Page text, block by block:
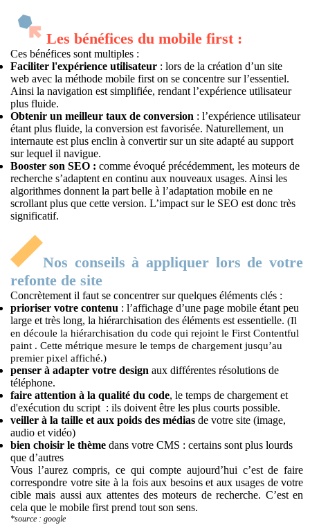
Les bénéfices du mobile first :
Ces bénéfices sont multiples :
Faciliter l'expérience utilisateur : lors de la création d’un site
web avec la méthode mobile first on se concentre sur l’essentiel.
Ainsi la navigation est simplifiée, rendant l’expérience utilisateur
plus fluide.
Obtenir un meilleur taux de conversion : l’expérience utilisateur
étant plus fluide, la conversion est favorisée. Naturellement, un
internaute est plus enclin à convertir sur un site adapté au support
sur lequel il navigue.
Booster son SEO : comme évoqué précédemment, les moteurs de
recherche s’adaptent en continu aux nouveaux usages. Ainsi les
algorithmes donnent la part belle à l’adaptation mobile en ne
scrollant plus que cette version. L’impact sur le SEO est donc très
significatif.
Nos conseils à appliquer lors de votre
refonte de site
Concrètement il faut se concentrer sur quelques éléments clés :
prioriser votre contenu : l’affichage d’une page mobile étant peu
large et très long, la hiérarchisation des éléments est essentielle. (Il
en découle la hiérarchisation du code qui rejoint le First Contentful
paint . Cette métrique mesure le temps de chargement jusqu’au
premier pixel affiché.)
penser à adapter votre design aux différentes résolutions de
téléphone.
faire attention à la qualité du code, le temps de chargement et
d'exécution du script : ils doivent être les plus courts possible.
veiller à la taille et aux poids des médias de votre site (image,
audio et vidéo)
bien choisir le thème dans votre CMS : certains sont plus lourds
que d’autres
Vous l’aurez compris, ce qui compte aujourd’hui c’est de faire
correspondre votre site à la fois aux besoins et aux usages de votre
cible mais aussi aux attentes des moteurs de recherche. C’est en
cela que le mobile first prend tout son sens.
*source : google